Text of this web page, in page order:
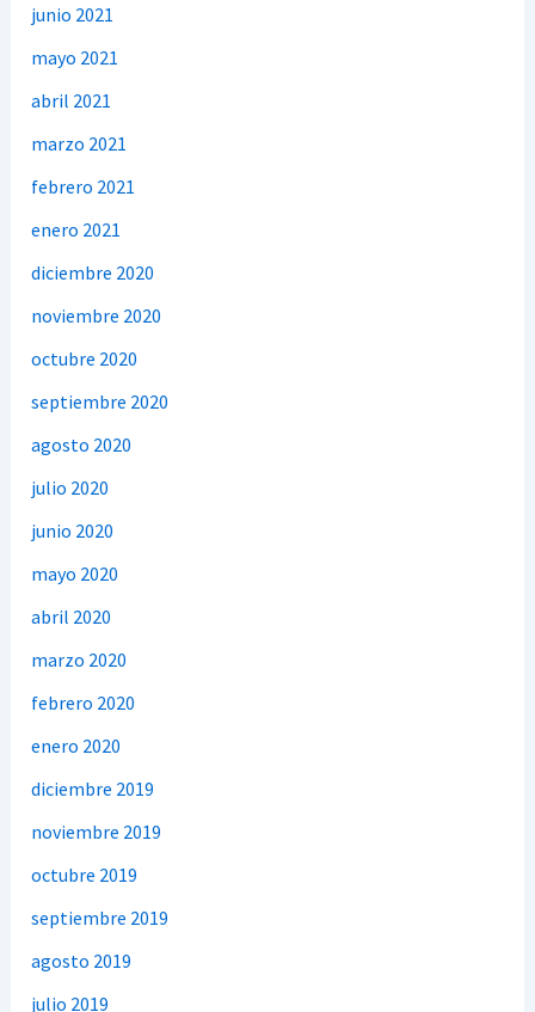
junio 2021
mayo 2021
abril 2021
marzo 2021
febrero 2021
enero 2021
diciembre 2020
noviembre 2020
octubre 2020
septiembre 2020
agosto 2020
julio 2020
junio 2020
mayo 2020
abril 2020
marzo 2020
febrero 2020
enero 2020
diciembre 2019
noviembre 2019
octubre 2019
septiembre 2019
agosto 2019
julio 2019